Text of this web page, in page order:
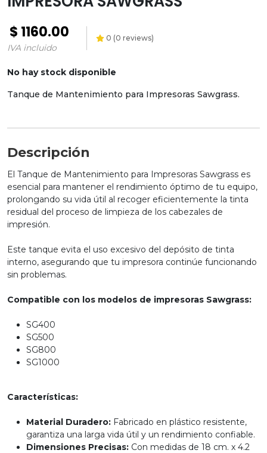
de
$ 1160.00
IVA incluido
0 (0 reviews)
No hay stock disponible
Tanque de Mantenimiento para Impresoras Sawgrass.
Descripción
El Tanque de Mantenimiento para Impresoras Sawgrass es
esencial para mantener el rendimiento óptimo de tu equipo,
prolongando su vida útil al recoger eficientemente la tinta
residual del proceso de limpieza de los cabezales de
impresión.
Este tanque evita el uso excesivo del depósito de tinta
interno, asegurando que tu impresora continúe funcionando
sin problemas.
Compatible con los modelos de impresoras Sawgrass:
SG400
SG500
SG800
SG1000
Características:
Material Duradero: Fabricado en plástico resistente,
garantiza una larga vida útil y un rendimiento confiable.
Dimensiones Precisas: Con medidas de 18 cm. x 4.2